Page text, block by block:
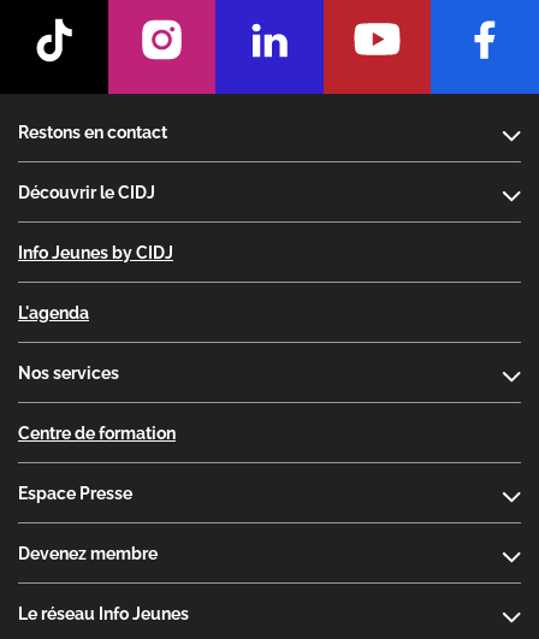
Restons en contact
Découvrir le CIDJ
Info Jeunes by CIDJ
L'agenda
Nos services
Centre de formation
Espace Presse
Devenez membre
Le réseau Info Jeunes